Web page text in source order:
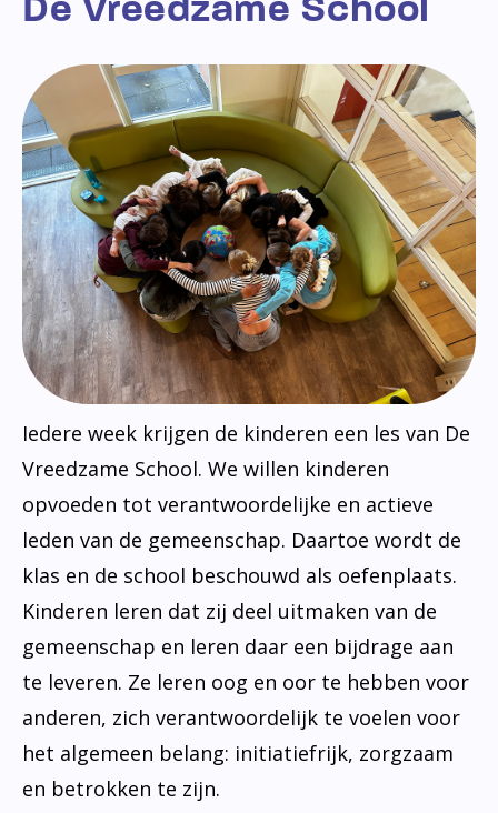
Iedere week krijgen de kinderen een les van De
Vreedzame School. We willen kinderen
opvoeden tot verantwoordelijke en actieve
leden van de gemeenschap. Daartoe wordt de
klas en de school beschouwd als oefenplaats.
Kinderen leren dat zij deel uitmaken van de
gemeenschap en leren daar een bijdrage aan
te leveren. Ze leren oog en oor te hebben voor
anderen, zich verantwoordelijk te voelen voor
het algemeen belang: initiatiefrijk, zorgzaam
en betrokken te zijn.